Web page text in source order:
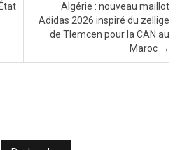
Algérie : nouveau maillot
Adidas 2026 inspiré du zellige
de Tlemcen pour la CAN au
Maroc →